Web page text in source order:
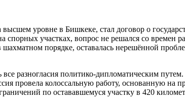
уровне в Бишкеке, стал договор о
спорных участках, вопрос не решался со
порядке, оставалась нерешённой
разногласия политико-дипломатическим
провела колоссальную работу, основанную на
по остававшемуся участку в 420